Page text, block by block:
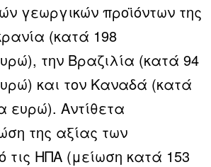
γεωργικών προϊόντων της
(κατά 198
την Βραζιλία (κατά 94
και τον Καναδά (κατά
ευρώ). Αντίθετα
της αξίας των
ΗΠΑ (μείωση κατά 153